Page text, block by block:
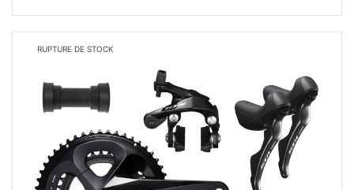
RUPTURE DE STOCK